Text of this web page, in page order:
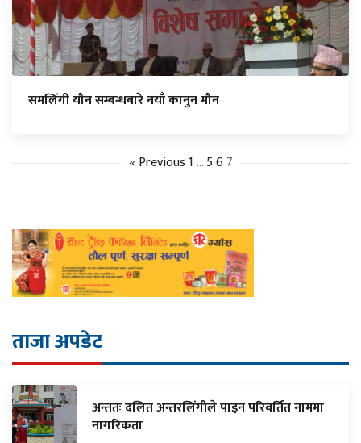
समलिंगी यौन सम्बन्धबारे नयाँ कानुन मौन
« Previous1… 56 7
ताजा अपडेट
अन्ततः दलित अन्तरलिंगीले पाइन परिवर्तित नाममा
नागरिकता